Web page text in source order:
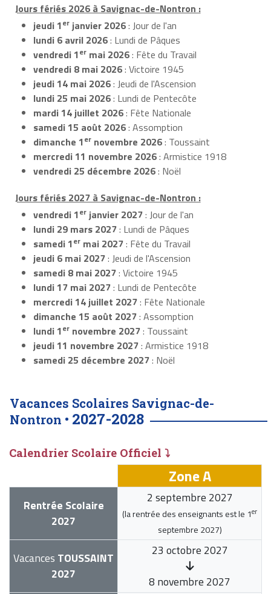
Jours fériés 2026 à Savignac-de-Nontron :
jeudi 1er janvier 2026: Jour de l'an
lundi 6 avril 2026: Lundi de Pâques
vendredi 1er mai 2026: Fête du Travail
vendredi 8 mai 2026: Victoire 1945
jeudi 14 mai 2026: Jeudi de l'Ascension
lundi 25 mai 2026: Lundi de Pentecôte
mardi 14 juillet 2026: Fête Nationale
samedi 15 août 2026: Assomption
dimanche 1er novembre 2026: Toussaint
mercredi 11 novembre 2026: Armistice 1918
vendredi 25 décembre 2026: Noël
Jours fériés 2027 à Savignac-de-Nontron :
vendredi 1er janvier 2027: Jour de l'an
lundi 29 mars 2027: Lundi de Pâques
samedi 1er mai 2027: Fête du Travail
jeudi 6 mai 2027: Jeudi de l'Ascension
samedi 8 mai 2027: Victoire 1945
lundi 17 mai 2027: Lundi de Pentecôte
mercredi 14 juillet 2027: Fête Nationale
dimanche 15 août 2027: Assomption
lundi 1er novembre 2027: Toussaint
jeudi 11 novembre 2027: Armistice 1918
samedi 25 décembre 2027: Noël
Vacances Scolaires Savignac-de-
Nontron • 2027-2028
Calendrier Scolaire Officiel ⤵
Zone A
Rentrée Scolaire
2027
2 septembre 2027
(la rentrée des enseignants est le 1er
septembre 2027)
Vacances TOUSSAINT
2027
23 octobre 2027
8 novembre 2027